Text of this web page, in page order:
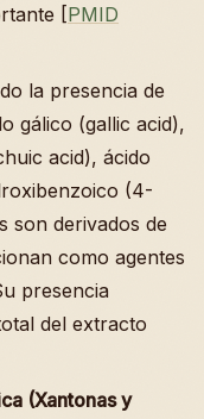
[PMID
la presencia de
gálico (gallic acid),
acid), ácido
(4-
son derivados de
como agentes
presencia
del extracto
(Xantonas y